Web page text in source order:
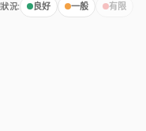
況: 良好 一般 有限